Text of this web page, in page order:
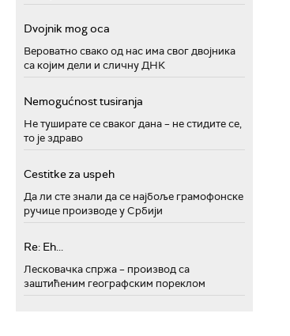
Dvojnik mog oca
Вероватно свако од нас има свог двојника
са којим дели и сличну ДНК
Nemogućnost tusiranja
Не туширате се сваког дана – не стидите се,
то је здраво
Cestitke za uspeh
Да ли сте знали да се најбоље грамофонске
ручице производе у Србији
Re: Eh...
Лесковачка спржа – производ са
заштићеним географским пореклом